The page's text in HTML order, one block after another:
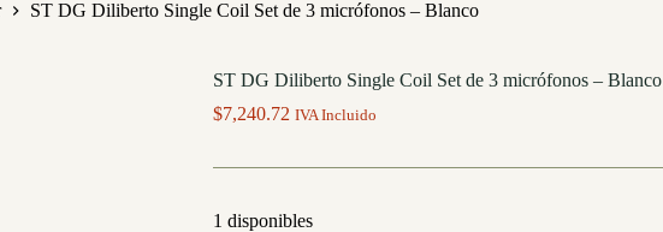
ST DG Diliberto Single Coil Set de 3 micrófonos – Blanco
ST DG Diliberto Single Coil Set de 3 micrófonos – Blanco
$7,240.72 IVA Incluido
1 disponibles